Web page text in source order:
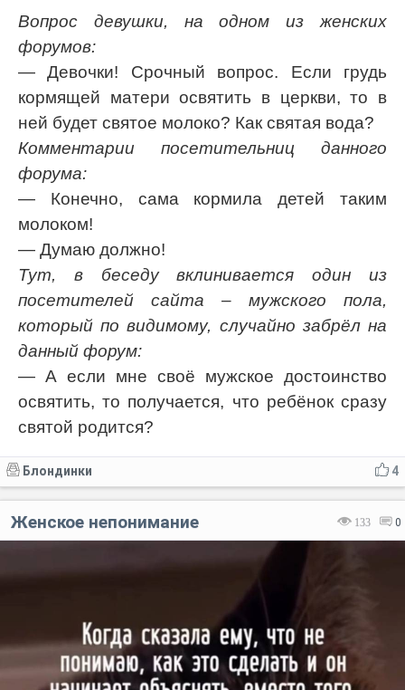
Вопрос девушки, на одном из женских
форумов:
— Девочки! Срочный вопрос. Если грудь
кормящей матери освятить в церкви, то в
ней будет святое молоко? Как святая вода?
Комментарии посетительниц данного
форума:
— Конечно, сама кормила детей таким
молоком!
— Думаю должно!
Тут, в беседу вклинивается один из
посетителей сайта – мужского пола,
который по видимому, случайно забрёл на
данный форум:
— А если мне своё мужское достоинство
освятить, то получается, что ребёнок сразу
святой родится?
4
Блондинки
133 0
Женское непонимание